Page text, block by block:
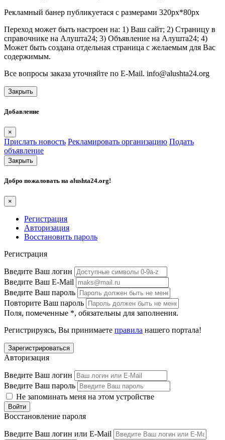
Рекламный банер публикуетася с размерами 320px*80px
Переход может быть настроен на: 1) Ваш сайт; 2) Страницу в
справочнике на Алушта24; 3) Объявление на Алушта24; 4)
Может быть создана отдельная страница с желаемым для Вас
содержимым.
Все вопросы заказа уточняйте по E-Mail. info@alushta24.org
Закрыть
Добавление
×
Прислать новость Рекламировать организацию Подать
объявление
Закрыть
Добро пожаловать на alushta24.org!
×
Регистрация
Авторизация
Восстановить пароль
Регистрация
Введите Ваш логин
Введите Ваш E-Mail
Введите Ваш пароль
Повторите Ваш пароль
Поля, помеченные *, обязательны для заполнения.
Регистрируясь, Вы принимаете правила нашего портала!
Авторизация
Введите Ваш логин
Введите Ваш пароль
Не запоминать меня на этом устройстве
Восстановление пароля
Введите Ваш логин или E-Mail